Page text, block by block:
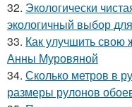
32. Экологически
экологичный выбор
33. Как улучшить
Анны Муровяной
34. Сколько метров в
размеры рулонов